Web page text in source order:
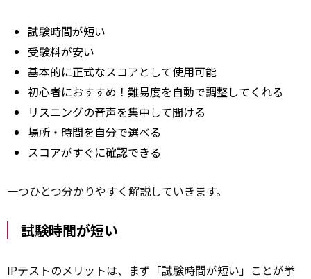
試験時間が短い
受験料が安い
基本的に正式なスコアとして使用可能
初心者におすすめ！難易度を自動で調整してくれる
リスニングの音声を集中して聞ける
場所・時間を自分で選べる
スコアがすぐに確認できる
一つひとつ分かりやすく解説していきます。
試験時間が短い
IPテストのメリットは、まず「試験時間が短い」ことが挙